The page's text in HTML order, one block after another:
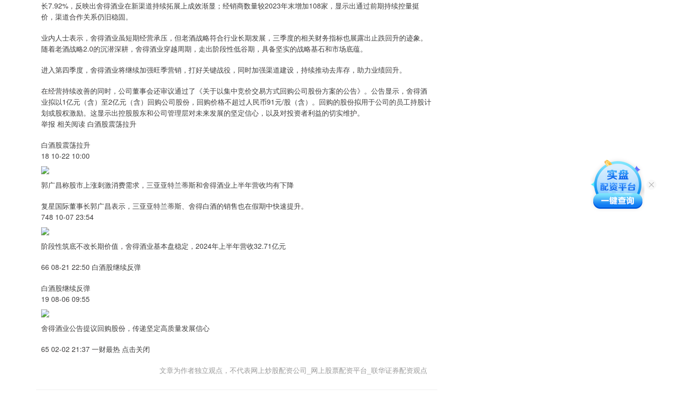
长7.92%，反映出舍得酒业在新渠道持续拓展上成效渐显；经销商数量较2023年末增加108家，显示出通过前期持续控量挺
价，渠道合作关系仍旧稳固。
业内人士表示，舍得酒业虽短期经营承压，但老酒战略符合行业长期发展，三季度的相关财务指标也展露出止跌回升的迹象。
随着老酒战略2.0的沉潜深耕，舍得酒业穿越周期，走出阶段性低谷期，具备坚实的战略基石和市场底蕴。
进入第四季度，舍得酒业将继续加强旺季营销，打好关键战役，同时加强渠道建设，持续推动去库存，助力业绩回升。
在经营持续改善的同时，公司董事会还审议通过了《关于以集中竞价交易方式回购公司股份方案的公告》。公告显示，舍得酒
业拟以1亿元（含）至2亿元（含）回购公司股份，回购价格不超过人民币91元/股（含）。回购的股份拟用于公司的员工持股计
划或股权激励。这显示出控股股东和公司管理层对未来发展的坚定信心，以及对投资者利益的切实维护。
举报 相关阅读 白酒股震荡拉升
白酒股震荡拉升
18 10-22 10:00
郭广昌称股市上涨刺激消费需求，三亚亚特兰蒂斯和舍得酒业上半年营收均有下降
复星国际董事长郭广昌表示，三亚亚特兰蒂斯、舍得白酒的销售也在假期中快速提升。
748 10-07 23:54
阶段性筑底不改长期价值，舍得酒业基本盘稳定，2024年上半年营收32.71亿元
66 08-21 22:50 白酒股继续反弹
白酒股继续反弹
19 08-06 09:55
舍得酒业公告提议回购股份，传递坚定高质量发展信心
65 02-02 21:37 一财最热 点击关闭
文章为作者独立观点，不代表网上炒股配资公司_网上股票配资平台_联华证券配资观点